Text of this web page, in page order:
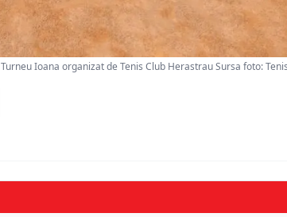
Turneu Ioana organizat de Tenis Club Herastrau Sursa foto: